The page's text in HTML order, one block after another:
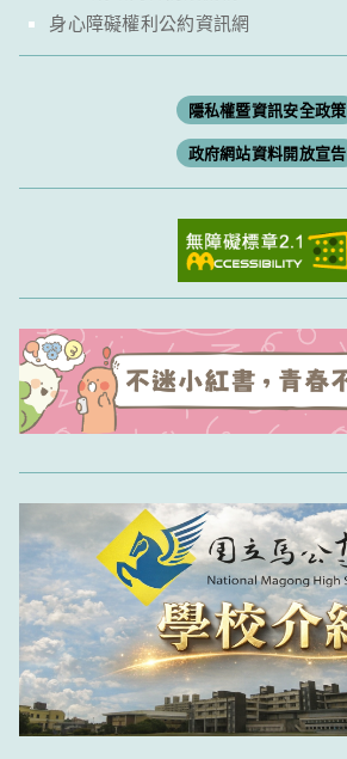
身心障礙權利公約資訊網
隱私權暨資訊安全政策
政府網站資料開放宣告